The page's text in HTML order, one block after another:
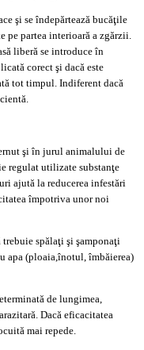
şi se îndepărtează bucăţile
pe partea interioară a zgărzii.
liberă se introduce în
corect şi dacă este
tot timpul. Indiferent dacă
şi în jurul animalului de
regulat utilizate substanţe
ajută la reducerea infestări
împotriva unor noi
trebuie spălaţi şi şamponaţi
apa (ploaia,înotul, îmbăierea)
de lungimea,
Dacă eficacitatea
mai repede.